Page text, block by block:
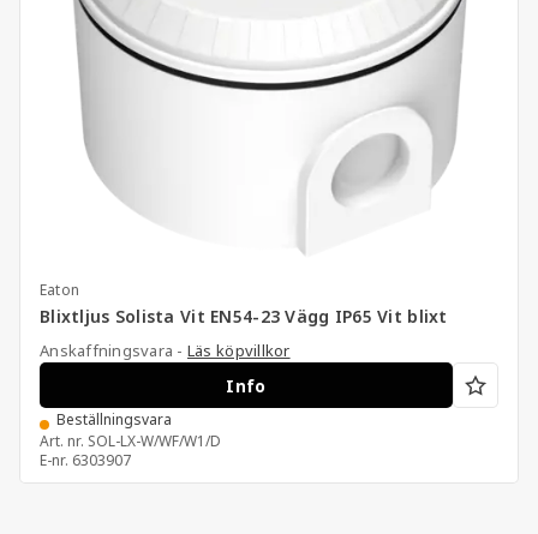
Eaton
Blixtljus Solista Vit EN54-23 Vägg IP65 Vit blixt
Anskaffningsvara - Läs köpvillkor
Info
Beställningsvara
Art. nr. SOL-LX-W/WF/W1/D
E-nr. 6303907